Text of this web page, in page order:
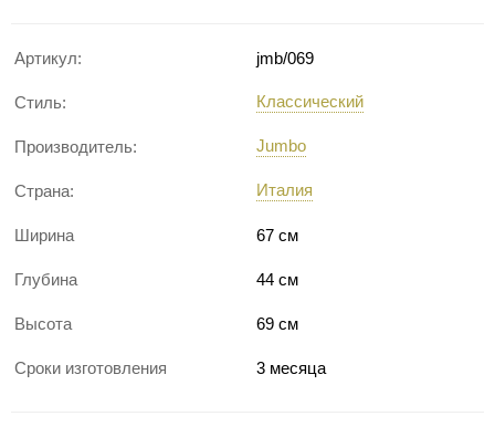
Артикул: jmb/069
Стиль: Классический
Производитель: Jumbo
Страна: Италия
Ширина 67 см
Глубина 44 см
Высота 69 см
Сроки изготовления 3 месяца